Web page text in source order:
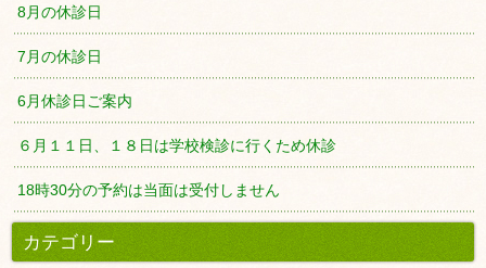
8月の休診日
7月の休診日
6月休診日ご案内
６月１１日、１８日は学校検診に行くため休診
18時30分の予約は当面は受付しません
カテゴリー